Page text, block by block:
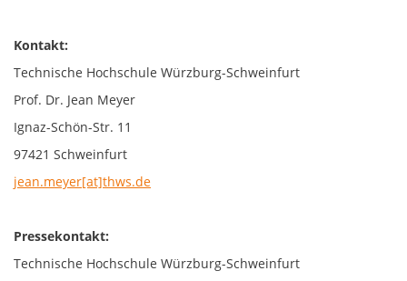
Kontakt:
Technische Hochschule Würzburg-Schweinfurt
Prof. Dr. Jean Meyer
Ignaz-Schön-Str. 11
97421 Schweinfurt
jean.meyer[at]thws.de
Pressekontakt:
Technische Hochschule Würzburg-Schweinfurt